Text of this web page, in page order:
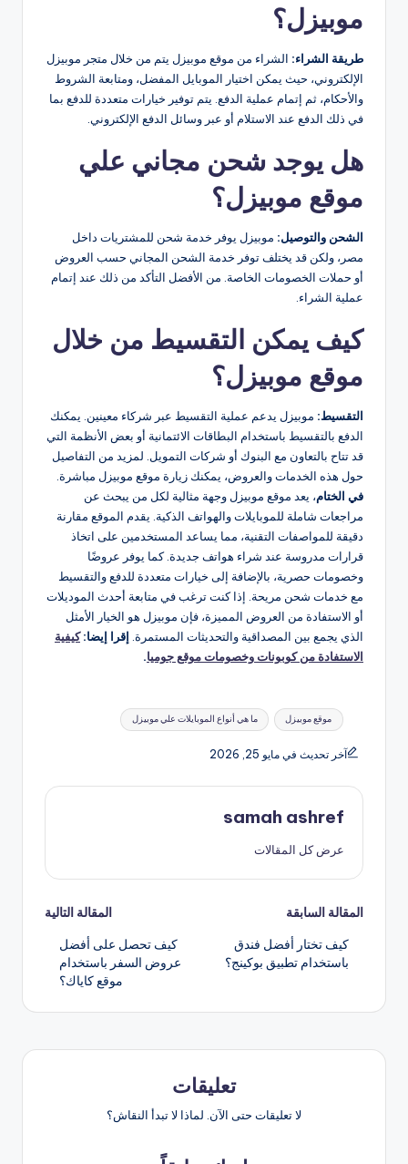
موبيزل؟
طريقة الشراء: الشراء من موقع موبيزل يتم من خلال متجر موبيزل
الإلكتروني، حيث يمكن اختيار الموبايل المفضل، ومتابعة الشروط
والأحكام، ثم إتمام عملية الدفع. يتم توفير خيارات متعددة للدفع بما
في ذلك الدفع عند الاستلام أو عبر وسائل الدفع الإلكتروني.
هل يوجد شحن مجاني علي
موقع موبيزل؟
الشحن والتوصيل: موبيزل يوفر خدمة شحن للمشتريات داخل
مصر، ولكن قد يختلف توفر خدمة الشحن المجاني حسب العروض
أو حملات الخصومات الخاصة. من الأفضل التأكد من ذلك عند إتمام
عملية الشراء​.
كيف يمكن التقسيط من خلال
موقع موبيزل؟
التقسيط: موبيزل يدعم عملية التقسيط عبر شركاء معينين. يمكنك
الدفع بالتقسيط باستخدام البطاقات الائتمانية أو بعض الأنظمة التي
قد تتاح بالتعاون مع البنوك أو شركات التمويل. لمزيد من التفاصيل
حول هذه الخدمات والعروض، يمكنك زيارة موقع موبيزل مباشرة.
في الختام، يعد موقع موبيزل وجهة مثالية لكل من يبحث عن
مراجعات شاملة للموبايلات والهواتف الذكية. يقدم الموقع مقارنة
دقيقة للمواصفات التقنية، مما يساعد المستخدمين على اتخاذ
قرارات مدروسة عند شراء هواتف جديدة. كما يوفر عروضًا
وخصومات حصرية، بالإضافة إلى خيارات متعددة للدفع والتقسيط
مع خدمات شحن مريحة. إذا كنت ترغب في متابعة أحدث الموديلات
أو الاستفادة من العروض المميزة، فإن موبيزل هو الخيار الأمثل
الذي يجمع بين المصداقية والتحديثات المستمرة. إقرا إيضا:كيفية
الاستفادة من كوبونات وخصومات موقع جوميا.
العلامات: ما هي أنواع الموبايلات علي موبيزل موقع موبيزل
آخر تحديث في مايو 25, 2026
samah ashref
عرض كل المقالات
تصفّح
المقالات
المقالة السابقة
كيف تختار أفضل فندق
باستخدام تطبيق بوكينج؟
المقالة التالية
كيف تحصل على أفضل
عروض السفر باستخدام
موقع كاياك؟
تعليقات
لا تعليقات حتى الآن. لماذا لا تبدأ النقاش؟